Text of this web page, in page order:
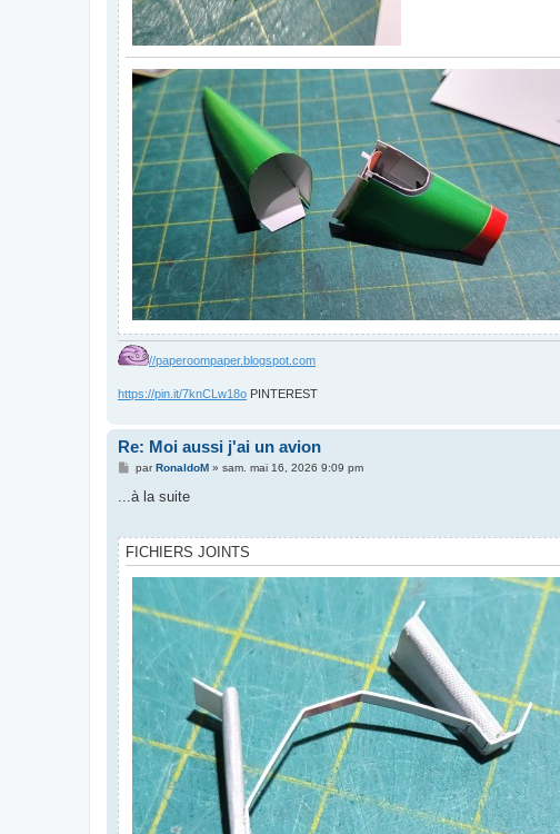
//paperoompaper.blogspot.com
https://pin.it/7knCLw18o PINTEREST
Re: Moi aussi j'ai un avion
M
s
e
par RonaldoM » sam. mai 16, 2026 9:09 pm
...à la suite
FICHIERS JOINTS